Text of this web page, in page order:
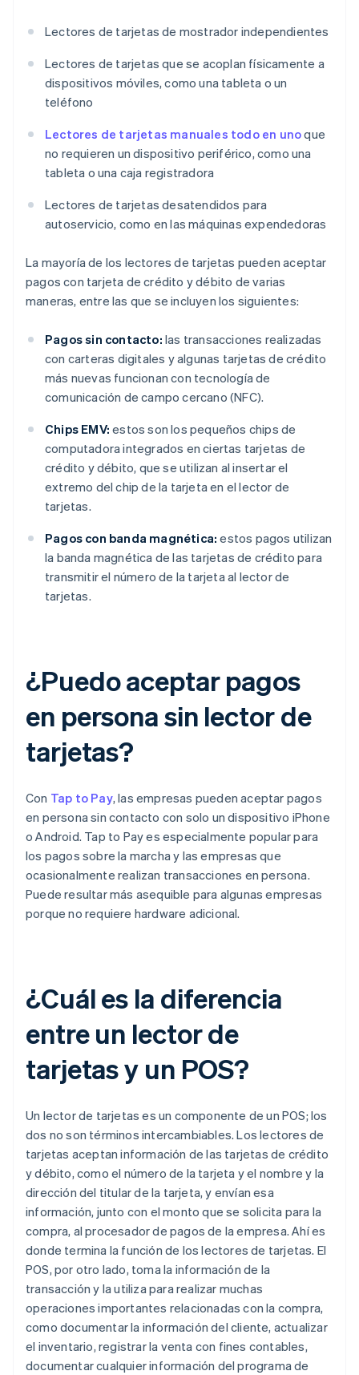
Lectores de tarjetas de mostrador independientes
Lectores de tarjetas que se acoplan físicamente a
dispositivos móviles, como una tableta o un
teléfono
Lectores de tarjetas manuales todo en unoque
no requieren un dispositivo periférico, como una
tableta o una caja registradora
Lectores de tarjetas desatendidos para
autoservicio, como en las máquinas expendedoras
La mayoría de los lectores de tarjetas pueden aceptar
pagos con tarjeta de crédito y débito de varias
maneras, entre las que se incluyen los siguientes:
Pagos sin contacto: las transacciones realizadas
con carteras digitales y algunas tarjetas de crédito
más nuevas funcionan con tecnología de
comunicación de campo cercano (NFC).
Chips EMV: estos son los pequeños chips de
computadora integrados en ciertas tarjetas de
crédito y débito, que se utilizan al insertar el
extremo del chip de la tarjeta en el lector de
tarjetas.
Pagos con banda magnética: estos pagos utilizan
la banda magnética de las tarjetas de crédito para
transmitir el número de la tarjeta al lector de
tarjetas.
¿Puedo aceptar pagos
en persona sin lector de
tarjetas?
Con Tap to Pay, las empresas pueden aceptar pagos
en persona sin contacto con solo un dispositivo iPhone
o Android. Tap to Pay es especialmente popular para
los pagos sobre la marcha y las empresas que
ocasionalmente realizan transacciones en persona.
Puede resultar más asequible para algunas empresas
porque no requiere hardware adicional.
¿Cuál es la diferencia
entre un lector de
tarjetas y un POS?
Un lector de tarjetas es un componente de un POS; los
dos no son términos intercambiables. Los lectores de
tarjetas aceptan información de las tarjetas de crédito
y débito, como el número de la tarjeta y el nombre y la
dirección del titular de la tarjeta, y envían esa
información, junto con el monto que se solicita para la
compra, al procesador de pagos de la empresa. Ahí es
donde termina la función de los lectores de tarjetas. El
POS, por otro lado, toma la información de la
transacción y la utiliza para realizar muchas
operaciones importantes relacionadas con la compra,
como documentar la información del cliente, actualizar
el inventario, registrar la venta con fines contables,
documentar cualquier información del programa de